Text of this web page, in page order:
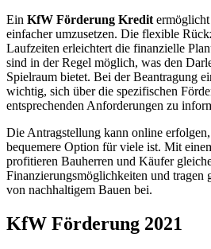
Ein KfW Förderung Kredit
einfacher umzusetzen. Die flexible
Laufzeiten erleichtert die finanzielle
sind in der Regel möglich, was den
Spielraum bietet. Bei der Beantragung
wichtig, sich über die spezifischen
entsprechenden Anforderungen zu
Die Antragstellung kann online
bequemere Option für viele ist. Mit
profitieren Bauherren und Käufer
Finanzierungsmöglichkeiten und tragen
von nachhaltigem Bauen bei.
KfW Förderung 2021